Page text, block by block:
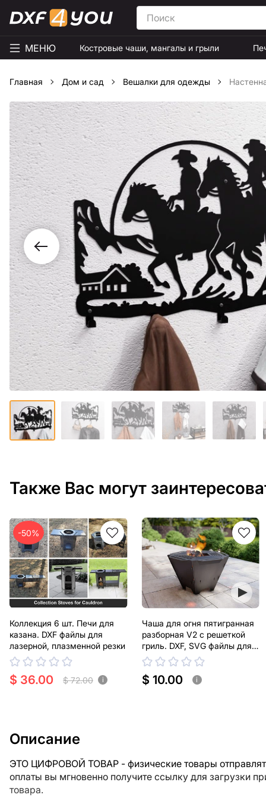
МЕНЮ Костровые чаши, мангалы и грыли
Главная Дом и сад Вешалки для одежды
Также Вас могут
-50%
Коллекция 6 шт. Печи для
казана. DXF файлы для
лазерной, плазменной резки
$ 36.00 $ 72.00 i
Чаша для огня пятигранная
разборная V2 с решеткой
гриль. DXF, SVG файлы для
плазменной, лазерной резки
$ 10.00 i
Описание
ЭТО ЦИФРОВОЙ ТОВАР - физические товары
оплаты вы мгновенно получите ссылку для загрузки
товара.